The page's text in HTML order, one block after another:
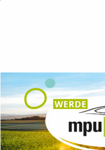
MPU in Dornburg
MPU in Duisburg
MPU in Essen
MPU in Gelsenkirchen
MPU in Heidelberg
MPU in Koblenz